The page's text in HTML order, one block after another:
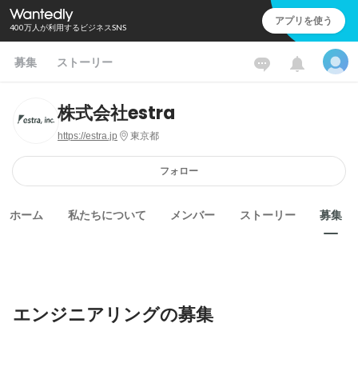
400万人が利用するビジネスSNS アプリを使う
募集 ストーリー
株式会社estra
https://estra.jp 東京都
フォロー
ホーム 私たちについて メンバー ストーリー 募集
エンジニアリングの募集